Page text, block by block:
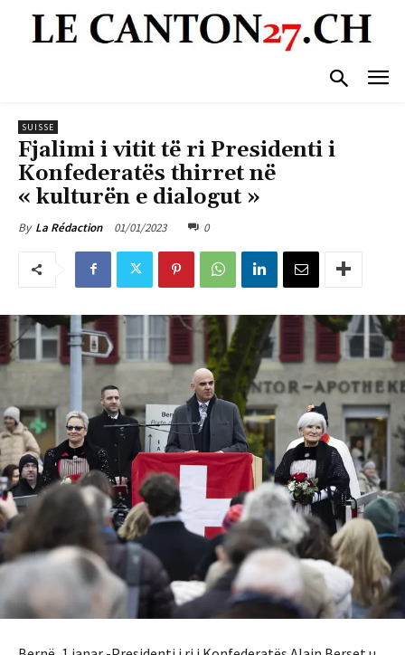
SUISSE
Fjalimi i vitit të ri Presidenti i
Konfederatës thirret në
« kulturën e dialogut »
By La Rédaction 01/01/2023 0